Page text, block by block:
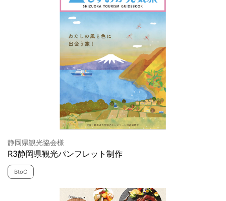
静岡県観光協会様
R3静岡県観光パンフレット制作
BtoC